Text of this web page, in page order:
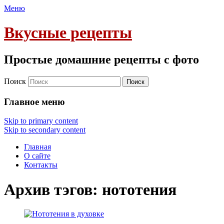
Меню
Вкусные рецепты
Простые домашние рецепты с фото
Поиск
Главное меню
Skip to primary content
Skip to secondary content
Главная
О сайте
Контакты
Архив тэгов: нототения